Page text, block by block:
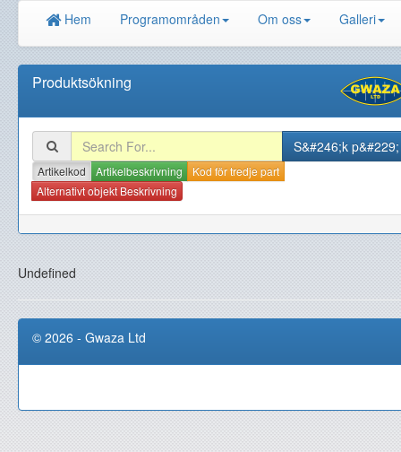
Hem Programområden Om oss Galleri
Produktsökning
Artikelkod Artikelbeskrivning
Kod för tredje part
Alternativt objekt Beskrivning
Undefined
© 2026 - Gwaza Ltd